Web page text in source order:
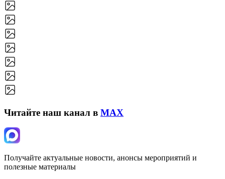
Читайте наш канал в MAX
Получайте актуальные новости, анонсы мероприятий и
полезные материалы